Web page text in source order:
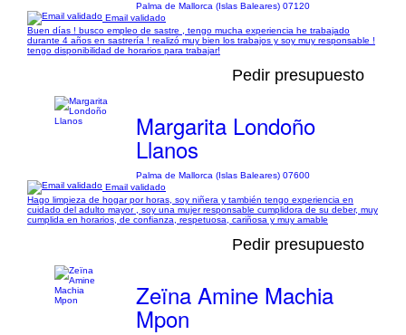
Palma de Mallorca (Islas Baleares) 07120
Email validado
Buen días ! busco empleo de sastre , tengo mucha experiencia he trabajado
durante 4 años en sastrería ! realizó muy bien los trabajos y soy muy responsable !
tengo disponibilidad de horarios para trabajar!
Pedir presupuesto
Margarita Londoño
Llanos
Palma de Mallorca (Islas Baleares) 07600
Email validado
Hago limpieza de hogar por horas, soy niñera y también tengo experiencia en
cuidado del adulto mayor , soy una mujer responsable cumplidora de su deber, muy
cumplida en horarios, de confianza, respetuosa, cariñosa y muy amable
Pedir presupuesto
Zeïna Amine Machia
Mpon